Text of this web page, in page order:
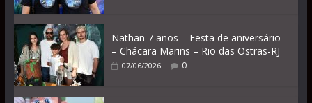
Nathan 7 anos – Festa de aniversário
– Chácara Marins – Rio das Ostras-RJ
07/06/2026 0